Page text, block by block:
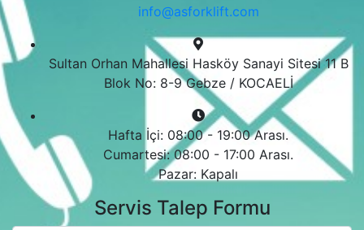
Servis Talep Formu
info@asforklift.com
Sultan Orhan Mahallesi Hasköy Sanayi Sitesi 11 B
Blok No: 8-9 Gebze / KOCAELİ
Hafta İçi: 08:00 - 19:00 Arası.
Cumartesi: 08:00 - 17:00 Arası.
Pazar: Kapalı